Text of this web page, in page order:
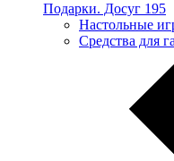
Подарки. Досуг 195
Настольные
Средства для